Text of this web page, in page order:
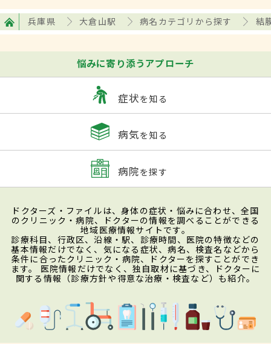
兵庫県 大倉山駅 病名カテゴリから探す 結
悩みに寄り添うアプローチ
症状を知る
病気を知る
病院を探す
ドクターズ・ファイルは、身体の症状・悩みに合わせ、全国
のクリニック・病院、ドクターの情報を調べることができる
地域医療情報サイトです。
診療科目、行政区、沿線・駅、診療時間、医院の特徴などの
基本情報だけでなく、気になる症状、病名、検査名などから
条件に合ったクリニック・病院、ドクターを探すことができ
ます。 医院情報だけでなく、独自取材に基づき、ドクターに
関する情報（診療方針や得意な治療・検査など）も紹介。